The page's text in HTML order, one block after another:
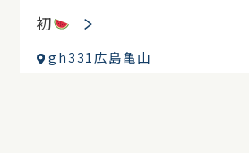
初
gh331広島亀山